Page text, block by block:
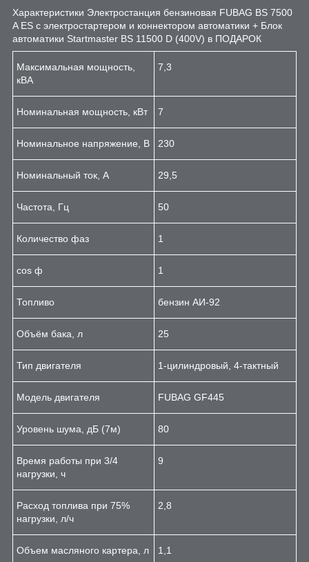
Характеристики Электростанция бензиновая FUBAG BS 7500
A ES с электростартером и коннектором автоматики + Блок
автоматики Startmaster BS 11500 D (400V) в ПОДАРОК
Максимальная мощность,
кВА
7,3
Номинальная мощность, кВт 7
Номинальное напряжение, В 230
Номинальный ток, A 29,5
Частота, Гц 50
Количество фаз 1
cos ф 1
Топливо бензин АИ-92
Объём бака, л 25
Тип двигателя 1-цилиндровый, 4-тактный
Модель двигателя FUBAG GF445
Уровень шума, дБ (7м) 80
Время работы при 3/4
нагрузки, ч
9
Расход топлива при 75%
нагрузки, л/ч
2,8
Объем масляного картера, л 1,1